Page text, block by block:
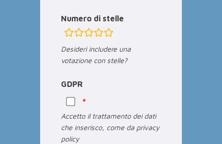
Numero di stelle
rating
fields
Desideri includere una
votazione con stelle?
GDPR
Accetto il trattamento dei dati
che inserisco, come da privacy
policy